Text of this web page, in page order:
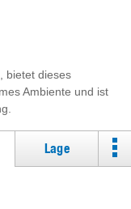
bietet dieses
Ambiente und ist
Lage